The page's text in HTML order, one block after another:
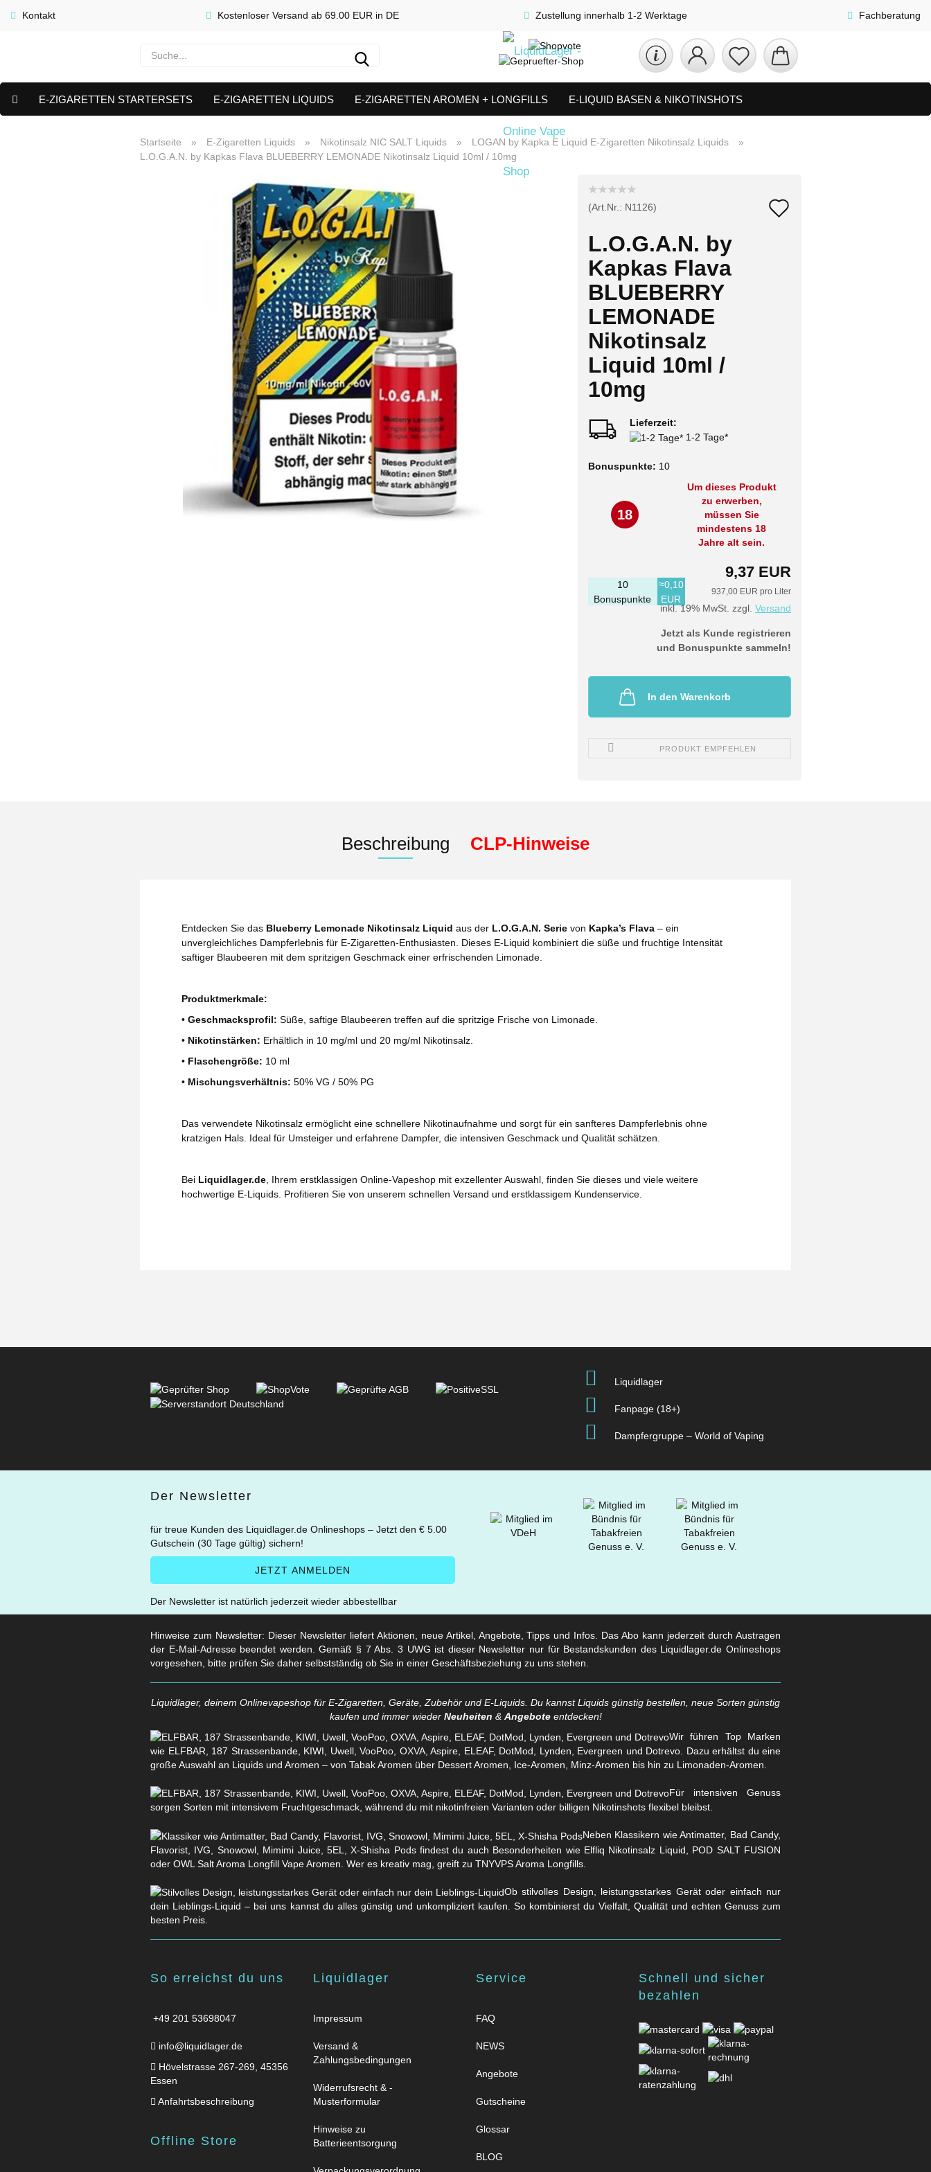
Kontakt Kostenloser Versand ab 69.00 EUR in DE Zustellung innerhalb 1-2 Werktage Fachberatung
E-ZIGARETTEN STARTERSETS E-ZIGARETTEN LIQUIDS E-ZIGARETTEN AROMEN + LONGFILLS E-LIQUID BASEN & NIKOTINSHOTS
VERDAMPFER & COILS AKKUTRÄGER & SETS
Startseite » E-Zigaretten Liquids » Nikotinsalz NIC SALT Liquids » LOGAN by Kapka E Liquid E-Zigaretten Nikotinsalz Liquids
»
L.O.G.A.N. by Kapkas Flava BLUEBERRY LEMONADE Nikotinsalz Liquid 10ml / 10mg
(Art.Nr.: N1126)
L.O.G.A.N. by
Kapkas Flava
BLUEBERRY
LEMONADE
Nikotinsalz
Liquid 10ml /
10mg
Lieferzeit:
1-2 Tage*
Bonuspunkte: 10
18
Um dieses Produkt
zu erwerben,
müssen Sie
mindestens 18
Jahre alt sein.
9,37 EUR
937,00 EUR pro Liter
inkl. 19% MwSt. zzgl. Versand
10
Bonuspunkte
≈0,10
EUR
Jetzt als Kunde registrieren
und Bonuspunkte sammeln!
In den Warenkorb
PRODUKT EMPFEHLEN
Beschreibung CLP-Hinweise
Entdecken Sie das Blueberry Lemonade Nikotinsalz Liquid aus der L.O.G.A.N. Serie von Kapka’s Flava – ein
unvergleichliches Dampferlebnis für E-Zigaretten-Enthusiasten. Dieses E-Liquid kombiniert die süße und fruchtige Intensität
saftiger Blaubeeren mit dem spritzigen Geschmack einer erfrischenden Limonade.
Produktmerkmale:
• Geschmacksprofil: Süße, saftige Blaubeeren treffen auf die spritzige Frische von Limonade.
• Nikotinstärken: Erhältlich in 10 mg/ml und 20 mg/ml Nikotinsalz.
• Flaschengröße: 10 ml
• Mischungsverhältnis: 50% VG / 50% PG
Das verwendete Nikotinsalz ermöglicht eine schnellere Nikotinaufnahme und sorgt für ein sanfteres Dampferlebnis ohne
kratzigen Hals. Ideal für Umsteiger und erfahrene Dampfer, die intensiven Geschmack und Qualität schätzen.
Bei Liquidlager.de , Ihrem erstklassigen Online-Vapeshop mit exzellenter Auswahl, finden Sie dieses und viele weitere
hochwertige E-Liquids. Profitieren Sie von unserem schnellen Versand und erstklassigem Kundenservice.
Liquidlager
Fanpage (18+)
Dampfergruppe – World of Vaping
Der Newsletter
für treue Kunden des Liquidlager.de Onlineshops – Jetzt den € 5.00
Gutschein (30 Tage gültig) sichern!
Der Newsletter ist natürlich jederzeit wieder abbestellbar
Hinweise zum Newsletter: Dieser Newsletter liefert Aktionen, neue Artikel, Angebote, Tipps und Infos. Das Abo kann jederzeit durch Austragen
der E-Mail-Adresse beendet werden. Gemäß § 7 Abs. 3 UWG ist dieser Newsletter nur für Bestandskunden des Liquidlager.de Onlineshops
vorgesehen, bitte prüfen Sie daher selbstständig ob Sie in einer Geschäftsbeziehung zu uns stehen.
Liquidlager, deinem Onlinevapeshop für E-Zigaretten, Geräte, Zubehör und E-Liquids. Du kannst Liquids günstig bestellen, neue Sorten günstig
kaufen und immer wieder Neuheiten & Angeboteentdecken!
Wir führen Top Marken
wie ELFBAR, 187 Strassenbande, KIWI, Uwell, VooPoo, OXVA, Aspire, ELEAF, DotMod, Lynden, Evergreen und Dotrevo. Dazu erhältst du eine
große Auswahl an Liquids und Aromen – von Tabak Aromen über Dessert Aromen, Ice-Aromen, Minz-Aromen bis hin zu Limonaden-Aromen.
Für intensiven Genuss
sorgen Sorten mit intensivem Fruchtgeschmack, während du mit nikotinfreien Varianten oder billigen Nikotinshots flexibel bleibst.
Neben Klassikern wie Antimatter, Bad Candy,
Flavorist, IVG, Snowowl, Mimimi Juice, 5EL, X-Shisha Pods findest du auch Besonderheiten wie Elfliq Nikotinsalz Liquid, POD SALT FUSION
oder OWL Salt Aroma Longfill Vape Aromen. Wer es kreativ mag, greift zu TNYVPS Aroma Longfills.
Ob stilvolles Design, leistungsstarkes Gerät oder einfach nur
dein Lieblings-Liquid – bei uns kannst du alles günstig und unkompliziert kaufen. So kombinierst du Vielfalt, Qualität und echten Genuss zum
besten Preis.
So erreichst du uns
+49 201 53698047
info@liquidlager.de
Hövelstrasse 267-269, 45356
Essen
Anfahrtsbeschreibung
Offline Store
Liquidlager
Impressum
Versand &
Zahlungsbedingungen
Widerrufsrecht & -
Musterformular
Hinweise zu
Batterieentsorgung
Service
FAQ
NEWS
Angebote
Gutscheine
Glossar
BLOG
Schnell und sicher
bezahlen